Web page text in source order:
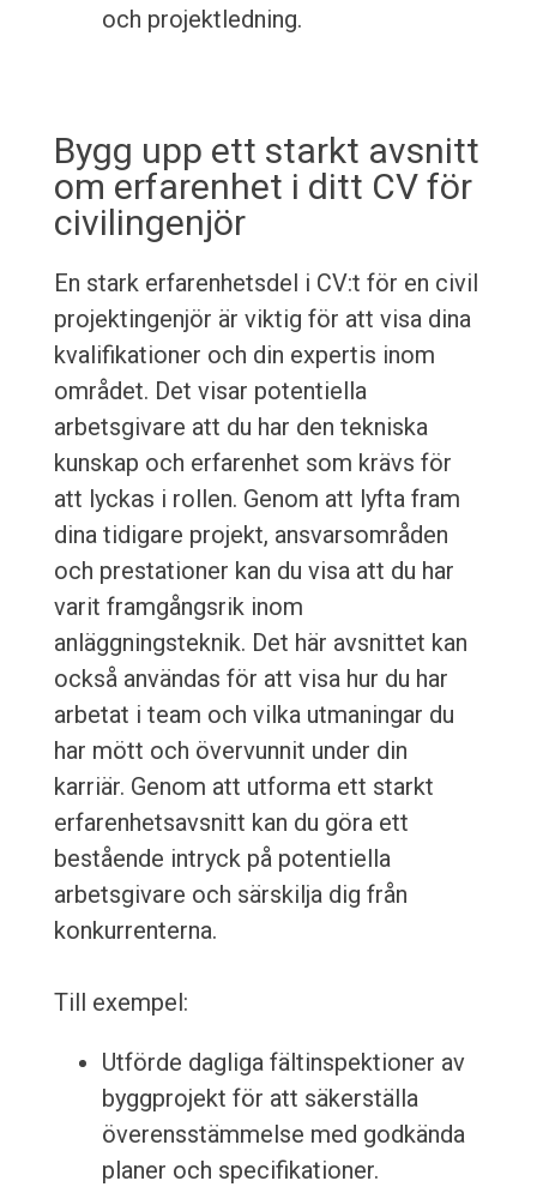
och projektledning.
Bygg upp ett starkt avsnitt
om erfarenhet i ditt CV för
civilingenjör
En stark erfarenhetsdel i CV:t för en civil
projektingenjör är viktig för att visa dina
kvalifikationer och din expertis inom
området. Det visar potentiella
arbetsgivare att du har den tekniska
kunskap och erfarenhet som krävs för
att lyckas i rollen. Genom att lyfta fram
dina tidigare projekt, ansvarsområden
och prestationer kan du visa att du har
varit framgångsrik inom
anläggningsteknik. Det här avsnittet kan
också användas för att visa hur du har
arbetat i team och vilka utmaningar du
har mött och övervunnit under din
karriär. Genom att utforma ett starkt
erfarenhetsavsnitt kan du göra ett
bestående intryck på potentiella
arbetsgivare och särskilja dig från
konkurrenterna.
Till exempel:
Utförde dagliga fältinspektioner av
byggprojekt för att säkerställa
överensstämmelse med godkända
planer och specifikationer.